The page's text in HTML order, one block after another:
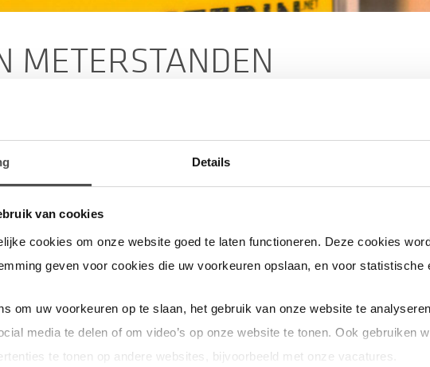
Details
van cookies
cookies om onze website goed te laten functioneren. Deze cookies
geven voor cookies die uw voorkeuren opslaan, en voor statistische
om uw voorkeuren op te slaan, het gebruik van onze website te
media te delen of om video’s op onze website te tonen. Ook gebruiken
te tonen op andere websites, bijvoorbeeld met onze vacatures.
METERSTANDEN
wij de meter uit om uw meterstanden op te halen en door te sturen aan uw
uitgelezen? Dan kunt u kosteloos het uitlezen van de slimme meter
uw meterstanden doorgeven voor uw jaarafrekening, als u verhuist of als u
u geen maandelijks overzicht van uw energieverbruik. U kunt het automatisch
, hiervoor kunt u een account aanmaken als u die nog niet heeft. In Mijn
van de meterstanden aan- of uitzet. Dit kunt u later ook weer aanpassen.